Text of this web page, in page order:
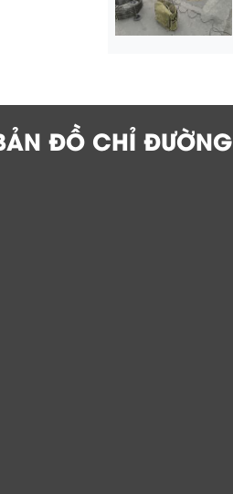
ĐỒ CHỈ ĐƯỜNG